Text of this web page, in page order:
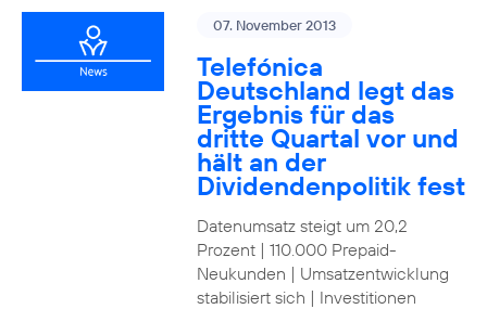
07. November 2013
Telefónica
Deutschland legt das
Ergebnis für das
dritte Quartal vor und
hält an der
Dividendenpolitik fest
Datenumsatz steigt um 20,2
Prozent | 110.000 Prepaid-
Neukunden | Umsatzentwicklung
stabilisiert sich | Investitionen